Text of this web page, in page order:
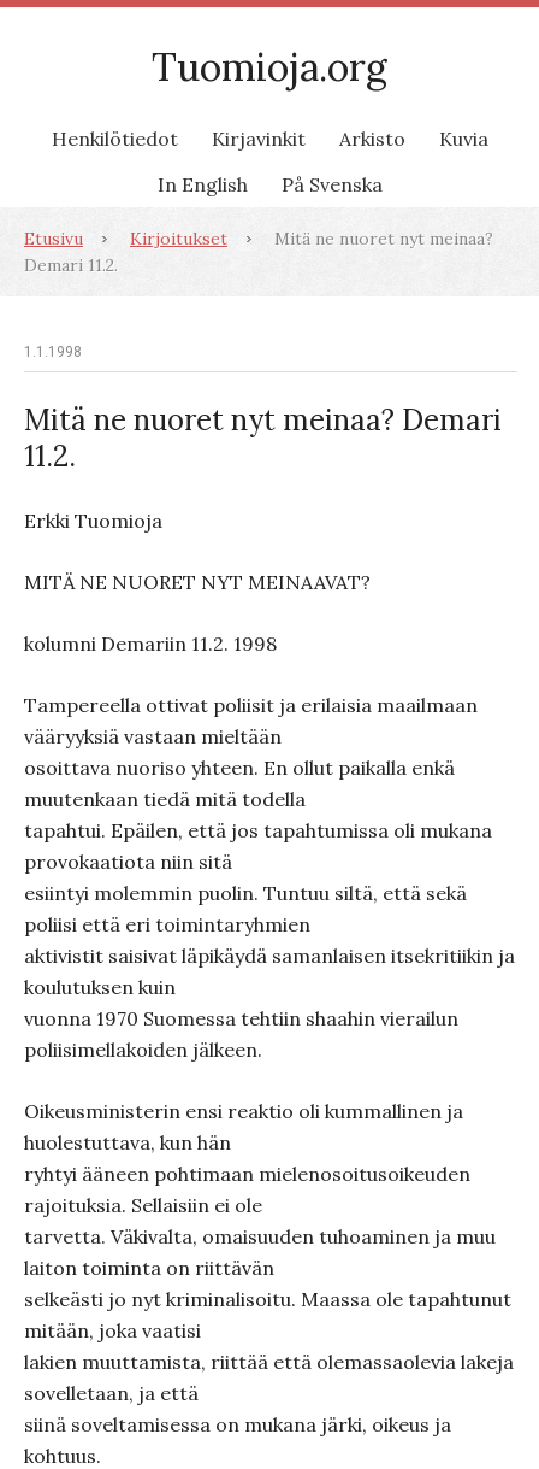
Tuomioja.org
Henkilötiedot Kirjavinkit Arkisto
Kuvia
In English
På Svenska
Etusivu Kirjoitukset
Mitä ne nuoret nyt meinaa?
Demari 11.2.
1.1.1998
Mitä ne nuoret nyt meinaa? Demari
11.2.
Erkki Tuomioja
MITÄ NE NUORET NYT MEINAAVAT?
kolumni Demariin 11.2. 1998
Tampereella ottivat poliisit ja erilaisia maailmaan
vääryyksiä vastaan mieltään
osoittava nuoriso yhteen. En ollut paikalla enkä
muutenkaan tiedä mitä todella
tapahtui. Epäilen, että jos tapahtumissa oli mukana
provokaatiota niin sitä
esiintyi molemmin puolin. Tuntuu siltä, että sekä
poliisi että eri toimintaryhmien
aktivistit saisivat läpikäydä samanlaisen itsekritiikin ja
koulutuksen kuin
vuonna 1970 Suomessa tehtiin shaahin vierailun
poliisimellakoiden jälkeen.
Oikeusministerin ensi reaktio oli kummallinen ja
huolestuttava, kun hän
ryhtyi ääneen pohtimaan mielenosoitusoikeuden
rajoituksia. Sellaisiin ei ole
tarvetta. Väkivalta, omaisuuden tuhoaminen ja muu
laiton toiminta on riittävän
selkeästi jo nyt kriminalisoitu. Maassa ole tapahtunut
mitään, joka vaatisi
lakien muuttamista, riittää että olemassaolevia lakeja
sovelletaan, ja että
siinä soveltamisessa on mukana järki, oikeus ja
kohtuus.